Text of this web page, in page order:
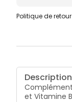
Politique de retour
Description
et Vitamine